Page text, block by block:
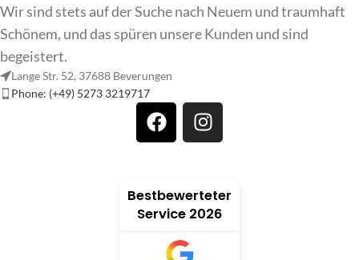
Wir sind stets auf der Suche nach Neuem und traumhaft
Schönem, und das spüren unsere Kunden und sind
begeistert.
Lange Str. 52, 37688 Beverungen
Phone: (+49) 5273 3219717
Bestbewerteter
Service 2026